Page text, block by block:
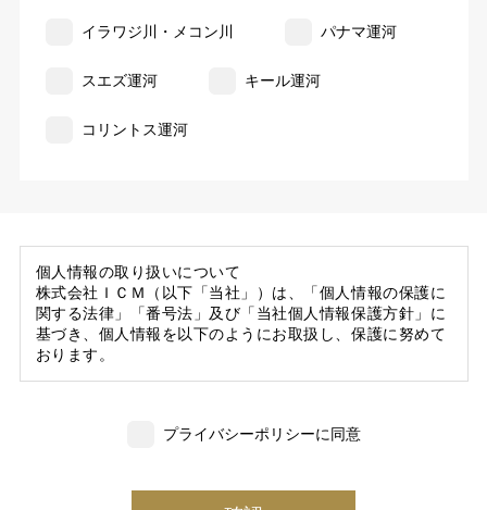
イラワジ川・メコン川 パナマ運河
スエズ運河 キール運河
コリントス運河
個人情報の取り扱いについて
株式会社ＩＣＭ（以下「当社」）は、「個人情報の保護に
関する法律」「番号法」及び「当社個人情報保護方針」に
基づき、個人情報を以下のようにお取扱し、保護に努めて
おります。
いただいた個人情報の一部を個人データとして保有
プライバシーポリシーに同意